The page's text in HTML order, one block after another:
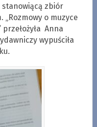
stanowiącą zbiór
o muzyce
Anna
wypuściła